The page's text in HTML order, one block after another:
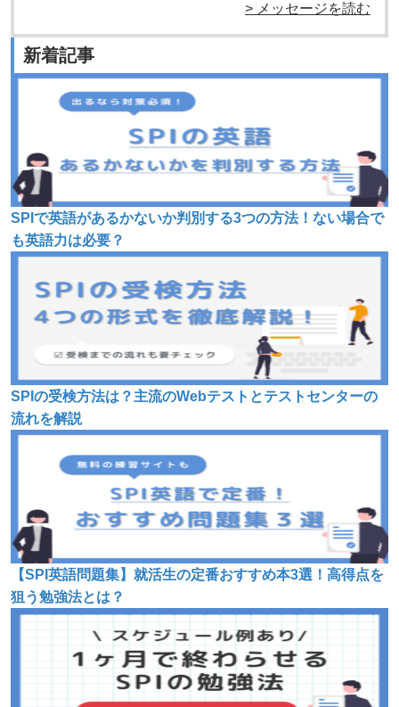
> メッセージを読む
新着記事
SPIで英語があるかないか判別する3つの方法！ない場合で
も英語力は必要？
SPIの受検方法は？主流のWebテストとテストセンターの
流れを解説
【SPI英語問題集】就活生の定番おすすめ本3選！高得点を
狙う勉強法とは？